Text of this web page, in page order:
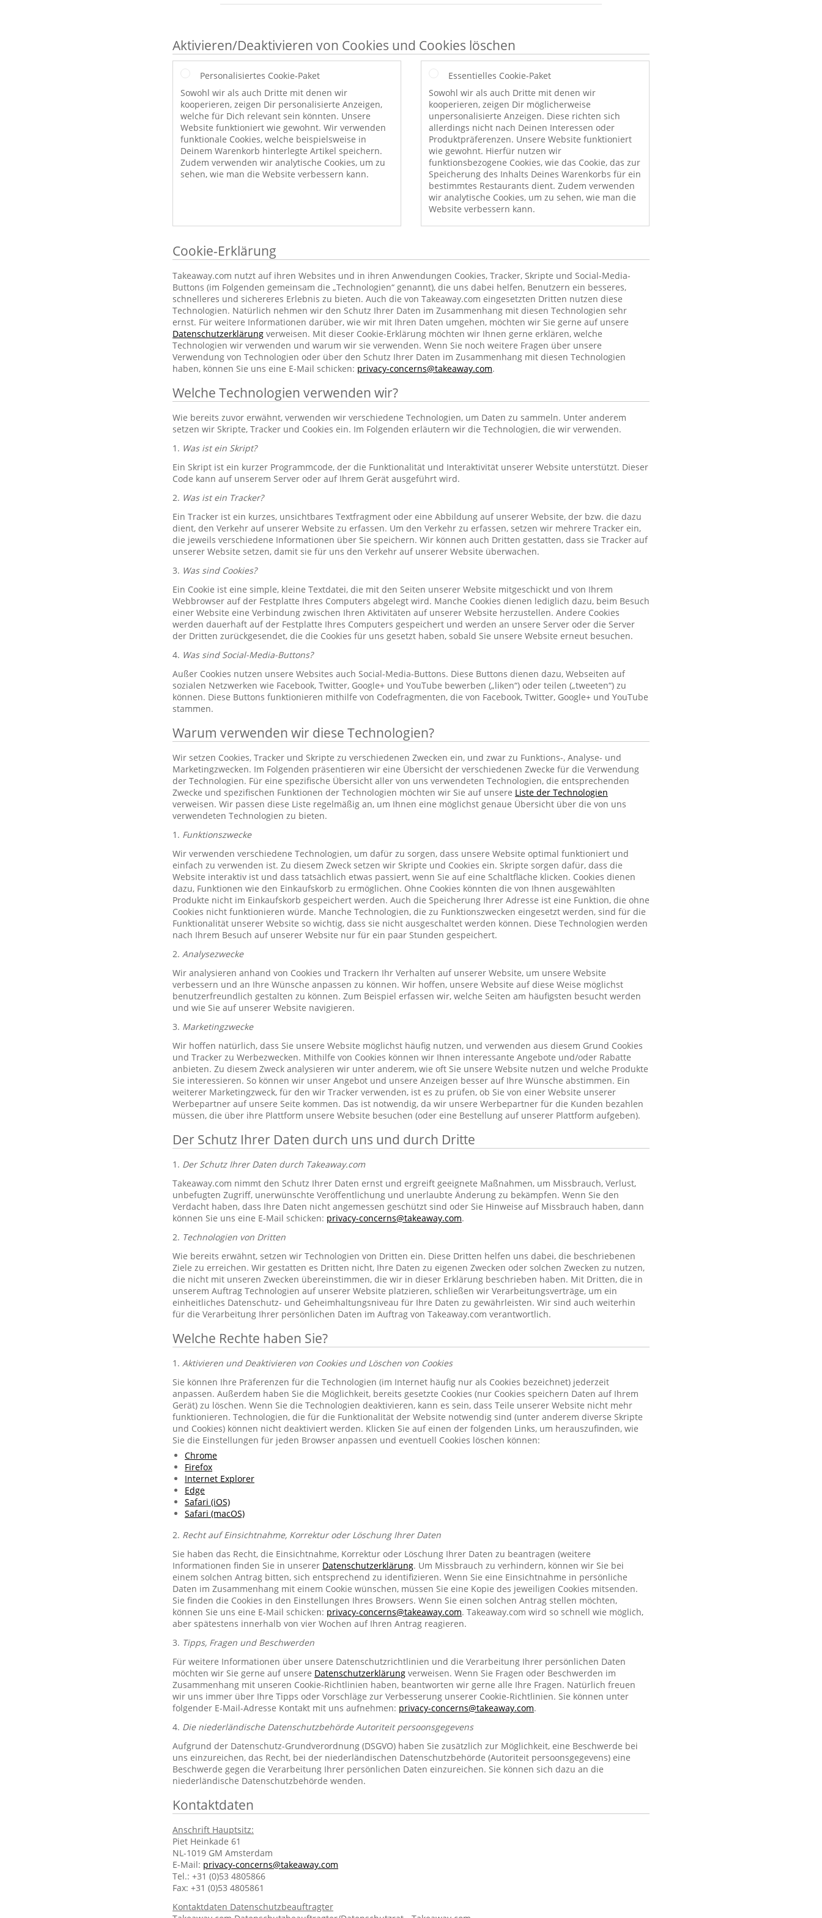
Aktivieren/Deaktivieren von Cookies und Cookies löschen
Personalisiertes Cookie-Paket
Sowohl wir als auch Dritte mit denen wir
kooperieren, zeigen Dir personalisierte Anzeigen,
welche für Dich relevant sein könnten. Unsere
Website funktioniert wie gewohnt. Wir verwenden
funktionale Cookies, welche beispielsweise in
Deinem Warenkorb hinterlegte Artikel speichern.
Zudem verwenden wir analytische Cookies, um zu
sehen, wie man die Website verbessern kann.
Essentielles Cookie-Paket
Sowohl wir als auch Dritte mit denen wir
kooperieren, zeigen Dir möglicherweise
unpersonalisierte Anzeigen. Diese richten sich
allerdings nicht nach Deinen Interessen oder
Produktpräferenzen. Unsere Website funktioniert
wie gewohnt. Hierfür nutzen wir
funktionsbezogene Cookies, wie das Cookie, das zur
Speicherung des Inhalts Deines Warenkorbs für ein
bestimmtes Restaurants dient. Zudem verwenden
wir analytische Cookies, um zu sehen, wie man die
Website verbessern kann.
Cookie-Erklärung
Takeaway.com nutzt auf ihren Websites und in ihren Anwendungen Cookies, Tracker, Skripte und Social-Media-
Buttons (im Folgenden gemeinsam die „Technologien“ genannt), die uns dabei helfen, Benutzern ein besseres,
schnelleres und sichereres Erlebnis zu bieten. Auch die von Takeaway.com eingesetzten Dritten nutzen diese
Technologien. Natürlich nehmen wir den Schutz Ihrer Daten im Zusammenhang mit diesen Technologien sehr
ernst. Für weitere Informationen darüber, wie wir mit Ihren Daten umgehen, möchten wir Sie gerne auf unsere
Datenschutzerklärung verweisen. Mit dieser Cookie-Erklärung möchten wir Ihnen gerne erklären, welche
Technologien wir verwenden und warum wir sie verwenden. Wenn Sie noch weitere Fragen über unsere
Verwendung von Technologien oder über den Schutz Ihrer Daten im Zusammenhang mit diesen Technologien
haben, können Sie uns eine E-Mail schicken: privacy-concerns@takeaway.com.
Welche Technologien verwenden wir?
Wie bereits zuvor erwähnt, verwenden wir verschiedene Technologien, um Daten zu sammeln. Unter anderem
setzen wir Skripte, Tracker und Cookies ein. Im Folgenden erläutern wir die Technologien, die wir verwenden.
1. Was ist ein Skript?
Ein Skript ist ein kurzer Programmcode, der die Funktionalität und Interaktivität unserer Website unterstützt. Dieser
Code kann auf unserem Server oder auf Ihrem Gerät ausgeführt wird.
2. Was ist ein Tracker?
Ein Tracker ist ein kurzes, unsichtbares Textfragment oder eine Abbildung auf unserer Website, der bzw. die dazu
dient, den Verkehr auf unserer Website zu erfassen. Um den Verkehr zu erfassen, setzen wir mehrere Tracker ein,
die jeweils verschiedene Informationen über Sie speichern. Wir können auch Dritten gestatten, dass sie Tracker auf
unserer Website setzen, damit sie für uns den Verkehr auf unserer Website überwachen.
3. Was sind Cookies?
Ein Cookie ist eine simple, kleine Textdatei, die mit den Seiten unserer Website mitgeschickt und von Ihrem
Webbrowser auf der Festplatte Ihres Computers abgelegt wird. Manche Cookies dienen lediglich dazu, beim Besuch
einer Website eine Verbindung zwischen Ihren Aktivitäten auf unserer Website herzustellen. Andere Cookies
werden dauerhaft auf der Festplatte Ihres Computers gespeichert und werden an unsere Server oder die Server
der Dritten zurückgesendet, die die Cookies für uns gesetzt haben, sobald Sie unsere Website erneut besuchen.
4. Was sind Social-Media-Buttons?
Außer Cookies nutzen unsere Websites auch Social-Media-Buttons. Diese Buttons dienen dazu, Webseiten auf
sozialen Netzwerken wie Facebook, Twitter, Google+ und YouTube bewerben („liken“) oder teilen („tweeten“) zu
können. Diese Buttons funktionieren mithilfe von Codefragmenten, die von Facebook, Twitter, Google+ und YouTube
stammen.
Warum verwenden wir diese Technologien?
Wir setzen Cookies, Tracker und Skripte zu verschiedenen Zwecken ein, und zwar zu Funktions-, Analyse- und
Marketingzwecken. Im Folgenden präsentieren wir eine Übersicht der verschiedenen Zwecke für die Verwendung
der Technologien. Für eine spezifische Übersicht aller von uns verwendeten Technologien, die entsprechenden
Zwecke und spezifischen Funktionen der Technologien möchten wir Sie auf unsere Liste der Technologien
verweisen. Wir passen diese Liste regelmäßig an, um Ihnen eine möglichst genaue Übersicht über die von uns
verwendeten Technologien zu bieten.
1. Funktionszwecke
Wir verwenden verschiedene Technologien, um dafür zu sorgen, dass unsere Website optimal funktioniert und
einfach zu verwenden ist. Zu diesem Zweck setzen wir Skripte und Cookies ein. Skripte sorgen dafür, dass die
Website interaktiv ist und dass tatsächlich etwas passiert, wenn Sie auf eine Schaltfläche klicken. Cookies dienen
dazu, Funktionen wie den Einkaufskorb zu ermöglichen. Ohne Cookies könnten die von Ihnen ausgewählten
Produkte nicht im Einkaufskorb gespeichert werden. Auch die Speicherung Ihrer Adresse ist eine Funktion, die ohne
Cookies nicht funktionieren würde. Manche Technologien, die zu Funktionszwecken eingesetzt werden, sind für die
Funktionalität unserer Website so wichtig, dass sie nicht ausgeschaltet werden können. Diese Technologien werden
nach Ihrem Besuch auf unserer Website nur für ein paar Stunden gespeichert.
2. Analysezwecke
Wir analysieren anhand von Cookies und Trackern Ihr Verhalten auf unserer Website, um unsere Website
verbessern und an Ihre Wünsche anpassen zu können. Wir hoffen, unsere Website auf diese Weise möglichst
benutzerfreundlich gestalten zu können. Zum Beispiel erfassen wir, welche Seiten am häufigsten besucht werden
und wie Sie auf unserer Website navigieren.
3. Marketingzwecke
Wir hoffen natürlich, dass Sie unsere Website möglichst häufig nutzen, und verwenden aus diesem Grund Cookies
und Tracker zu Werbezwecken. Mithilfe von Cookies können wir Ihnen interessante Angebote und/oder Rabatte
anbieten. Zu diesem Zweck analysieren wir unter anderem, wie oft Sie unsere Website nutzen und welche Produkte
Sie interessieren. So können wir unser Angebot und unsere Anzeigen besser auf Ihre Wünsche abstimmen. Ein
weiterer Marketingzweck, für den wir Tracker verwenden, ist es zu prüfen, ob Sie von einer Website unserer
Werbepartner auf unsere Seite kommen. Das ist notwendig, da wir unsere Werbepartner für die Kunden bezahlen
müssen, die über ihre Plattform unsere Website besuchen (oder eine Bestellung auf unserer Plattform aufgeben).
Der Schutz Ihrer Daten durch uns und durch Dritte
1. Der Schutz Ihrer Daten durch Takeaway.com
Takeaway.com nimmt den Schutz Ihrer Daten ernst und ergreift geeignete Maßnahmen, um Missbrauch, Verlust,
unbefugten Zugriff, unerwünschte Veröffentlichung und unerlaubte Änderung zu bekämpfen. Wenn Sie den
Verdacht haben, dass Ihre Daten nicht angemessen geschützt sind oder Sie Hinweise auf Missbrauch haben, dann
können Sie uns eine E-Mail schicken: privacy-concerns@takeaway.com.
2. Technologien von Dritten
Wie bereits erwähnt, setzen wir Technologien von Dritten ein. Diese Dritten helfen uns dabei, die beschriebenen
Ziele zu erreichen. Wir gestatten es Dritten nicht, Ihre Daten zu eigenen Zwecken oder solchen Zwecken zu nutzen,
die nicht mit unseren Zwecken übereinstimmen, die wir in dieser Erklärung beschrieben haben. Mit Dritten, die in
unserem Auftrag Technologien auf unserer Website platzieren, schließen wir Verarbeitungsverträge, um ein
einheitliches Datenschutz- und Geheimhaltungsniveau für Ihre Daten zu gewährleisten. Wir sind auch weiterhin
für die Verarbeitung Ihrer persönlichen Daten im Auftrag von Takeaway.com verantwortlich.
Welche Rechte haben Sie?
1. Aktivieren und Deaktivieren von Cookies und Löschen von Cookies
Sie können Ihre Präferenzen für die Technologien (im Internet häufig nur als Cookies bezeichnet) jederzeit
anpassen. Außerdem haben Sie die Möglichkeit, bereits gesetzte Cookies (nur Cookies speichern Daten auf Ihrem
Gerät) zu löschen. Wenn Sie die Technologien deaktivieren, kann es sein, dass Teile unserer Website nicht mehr
funktionieren. Technologien, die für die Funktionalität der Website notwendig sind (unter anderem diverse Skripte
und Cookies) können nicht deaktiviert werden. Klicken Sie auf einen der folgenden Links, um herauszufinden, wie
Sie die Einstellungen für jeden Browser anpassen und eventuell Cookies löschen können:
Chrome
Firefox
Internet Explorer
Edge
Safari (iOS)
Safari (macOS)
2. Recht auf Einsichtnahme, Korrektur oder Löschung Ihrer Daten
Sie haben das Recht, die Einsichtnahme, Korrektur oder Löschung Ihrer Daten zu beantragen (weitere
Informationen finden Sie in unserer Datenschutzerklärung. Um Missbrauch zu verhindern, können wir Sie bei
einem solchen Antrag bitten, sich entsprechend zu identifizieren. Wenn Sie eine Einsichtnahme in persönliche
Daten im Zusammenhang mit einem Cookie wünschen, müssen Sie eine Kopie des jeweiligen Cookies mitsenden.
Sie finden die Cookies in den Einstellungen Ihres Browsers. Wenn Sie einen solchen Antrag stellen möchten,
können Sie uns eine E-Mail schicken: privacy-concerns@takeaway.com. Takeaway.com wird so schnell wie möglich,
aber spätestens innerhalb von vier Wochen auf Ihren Antrag reagieren.
3. Tipps, Fragen und Beschwerden
Für weitere Informationen über unsere Datenschutzrichtlinien und die Verarbeitung Ihrer persönlichen Daten
möchten wir Sie gerne auf unsere Datenschutzerklärung verweisen. Wenn Sie Fragen oder Beschwerden im
Zusammenhang mit unseren Cookie-Richtlinien haben, beantworten wir gerne alle Ihre Fragen. Natürlich freuen
wir uns immer über Ihre Tipps oder Vorschläge zur Verbesserung unserer Cookie-Richtlinien. Sie können unter
folgender E-Mail-Adresse Kontakt mit uns aufnehmen: privacy-concerns@takeaway.com.
4. Die niederländische Datenschutzbehörde Autoriteit persoonsgegevens
Aufgrund der Datenschutz-Grundverordnung (DSGVO) haben Sie zusätzlich zur Möglichkeit, eine Beschwerde bei
uns einzureichen, das Recht, bei der niederländischen Datenschutzbehörde (Autoriteit persoonsgegevens) eine
Beschwerde gegen die Verarbeitung Ihrer persönlichen Daten einzureichen. Sie können sich dazu an die
niederländische Datenschutzbehörde wenden.
Kontaktdaten
Anschrift Hauptsitz:
Piet Heinkade 61
NL-1019 GM Amsterdam
E-Mail: privacy-concerns@takeaway.com
Tel.: +31 (0)53 4805866
Fax: +31 (0)53 4805861
Kontaktdaten Datenschutzbeauftragter